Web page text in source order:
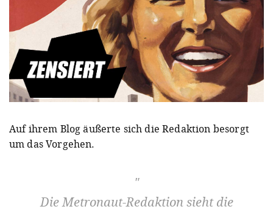
Auf ihrem Blog äußerte sich die Redaktion besorgt
um das Vorgehen.
Die Metronaut-Redaktion sieht die